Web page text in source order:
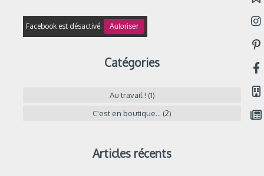
Facebook est désactivé. Autoriser
Catégories
Au travail ! (1)
C'est en boutique... (2)
Articles récents